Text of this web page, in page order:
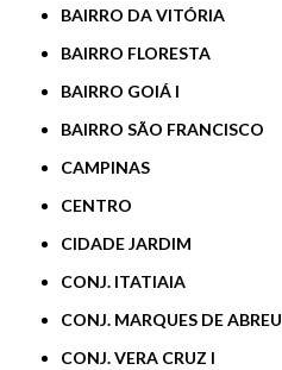
BAIRRO DA VITÓRIA
BAIRRO FLORESTA
BAIRRO GOIÁ I
BAIRRO SÃO FRANCISCO
CAMPINAS
CENTRO
CIDADE JARDIM
CONJ. ITATIAIA
CONJ. MARQUES DE ABREU
CONJ. VERA CRUZ I